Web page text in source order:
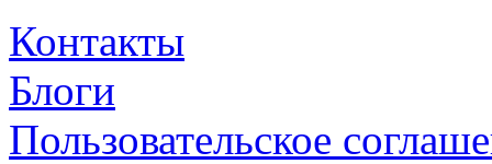
Контакты
Блоги
Пользовательское